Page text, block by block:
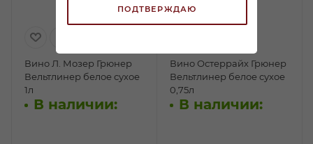
ПОДТВЕРЖДАЮ
Вино Л. Мозер Грюнер
Вельтлинер белое сухое
1л
В наличии:
Вино Остеррайх Грюнер
Вельтлинер белое сухое
0,75л
В наличии: